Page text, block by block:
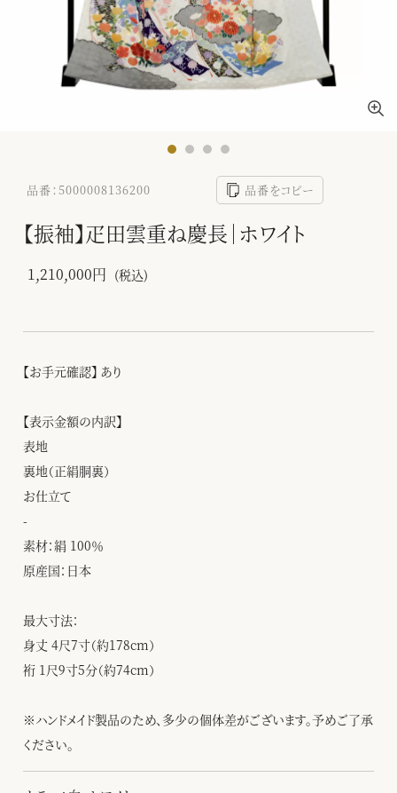
品番：5000008136200 品番をコピー
【振袖】疋田雲重ね慶長｜ホワイト
1,210,000円 (税込)
【お手元確認】 あり
【表示金額の内訳】
表地
裏地（正絹胴裏）
お仕立て
-
素材：絹 100％
原産国：日本
最大寸法：
身丈 4尺7寸（約178cm）
裄 1尺9寸5分（約74cm）
※ハンドメイド製品のため、多少の個体差がございます。予めご了承
ください。